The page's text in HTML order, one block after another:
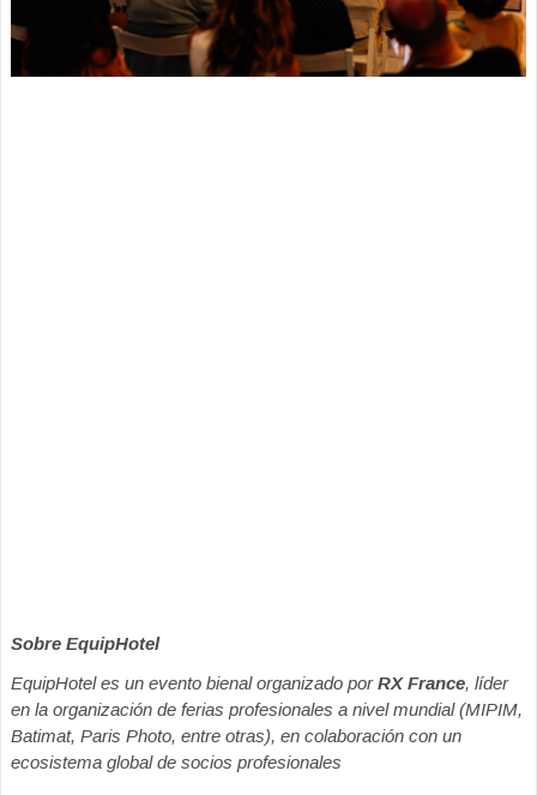
Sobre EquipHotel
EquipHotel es un evento bienal organizado porRX France, líder
en la organización de ferias profesionales a nivel mundial (MIPIM,
Batimat, Paris Photo, entre otras), en colaboración con un
ecosistema global de socios profesionales